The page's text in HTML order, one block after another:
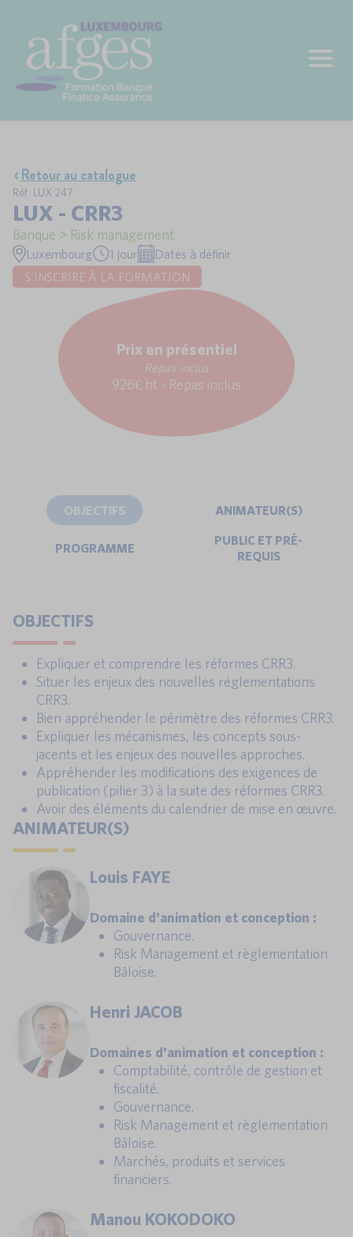
Retour au catalogue
Réf : LUX 247
LUX - CRR3
Banque > Risk management
Luxembourg 1 jour
Dates à définir
S'INSCRIRE À LA FORMATION
Prix en présentiel
Repas inclus
926€ ht - Repas inclus
OBJECTIFS ANIMATEUR(S)
PROGRAMME
PUBLIC ET PRÉ-
REQUIS
OBJECTIFS
Expliquer et comprendre les réformes CRR3.
Situer les enjeux des nouvelles réglementations
CRR3.
Bien appréhender le périmètre des réformes CRR3.
Expliquer les mécanismes, les concepts sous-
jacents et les enjeux des nouvelles approches.
Appréhender les modifications des exigences de
publication (pilier 3) à la suite des réformes CRR3.
Avoir des éléments du calendrier de mise en œuvre.
ANIMATEUR(S)
Louis FAYE
Domaine d'animation et conception :
Gouvernance.
Risk Management et règlementation
Bâloise.
Henri JACOB
Domaines d'animation et conception :
Comptabilité, contrôle de gestion et
fiscalité.
Gouvernance.
Risk Management et règlementation
Bâloise.
Marchés, produits et services
financiers.
Manou KOKODOKO